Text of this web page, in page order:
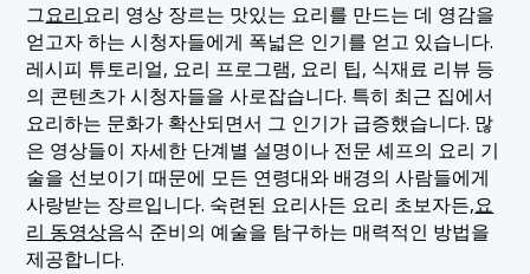
그요리요리 영상 장르는 맛있는 요리를 만드는 데 영감을
얻고자 하는 시청자들에게 폭넓은 인기를 얻고 있습니다.
레시피 튜토리얼, 요리 프로그램, 요리 팁, 식재료 리뷰 등
의 콘텐츠가 시청자들을 사로잡습니다. 특히 최근 집에서
요리하는 문화가 확산되면서 그 인기가 급증했습니다. 많
은 영상들이 자세한 단계별 설명이나 전문 셰프의 요리 기
술을 선보이기 때문에 모든 연령대와 배경의 사람들에게
사랑받는 장르입니다. 숙련된 요리사든 요리 초보자든,요
리 동영상음식 준비의 예술을 탐구하는 매력적인 방법을
제공합니다.